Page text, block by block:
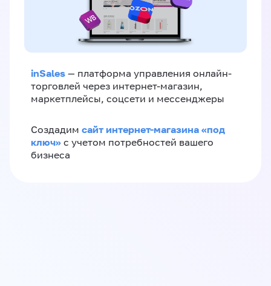
inSales — платформа управления онлайн-
торговлей через интернет-магазин,
маркетплейсы, соцсети и мессенджеры
Создадим сайт интернет-магазина «под
ключ» с учетом потребностей вашего
бизнеса